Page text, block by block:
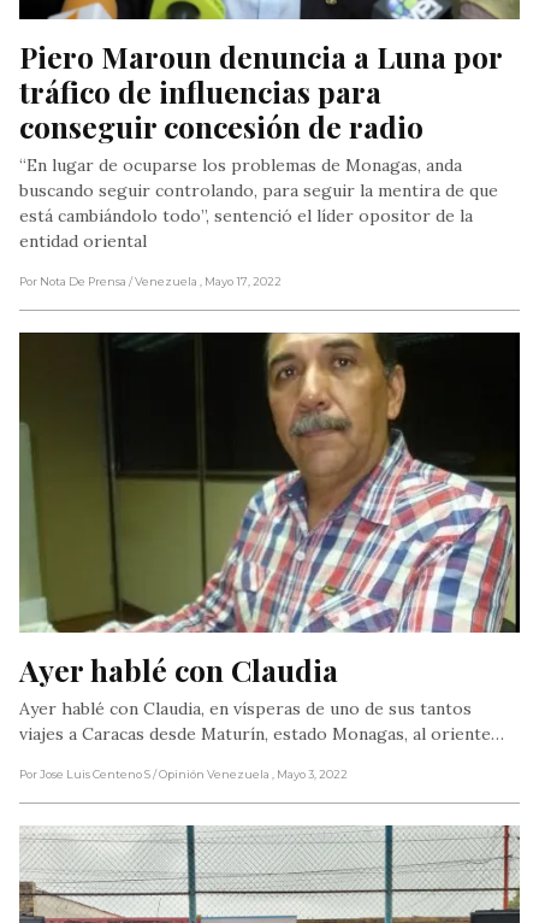
Piero Maroun denuncia a Luna por
tráfico de influencias para
conseguir concesión de radio
“En lugar de ocuparse los problemas de Monagas, anda
buscando seguir controlando, para seguir la mentira de que
está cambiándolo todo”, sentenció el líder opositor de la
entidad oriental
Por Nota De Prensa / Venezuela , Mayo 17, 2022
Ayer hablé con Claudia
Ayer hablé con Claudia, en vísperas de uno de sus tantos
viajes a Caracas desde Maturín, estado Monagas, al oriente…
Por Jose Luis Centeno S/ Opinión Venezuela , Mayo 3, 2022